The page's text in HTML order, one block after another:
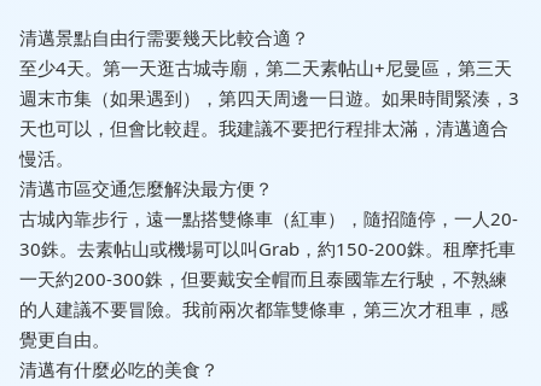
清邁景點自由行需要幾天比較合適？
至少4天。第一天逛古城寺廟，第二天素帖山+尼曼區，第三天
週末市集（如果遇到），第四天周邊一日遊。如果時間緊湊，3
天也可以，但會比較趕。我建議不要把行程排太滿，清邁適合
慢活。
清邁市區交通怎麼解決最方便？
古城內靠步行，遠一點搭雙條車（紅車），隨招隨停，一人20-
30銖。去素帖山或機場可以叫Grab，約150-200銖。租摩托車
一天約200-300銖，但要戴安全帽而且泰國靠左行駛，不熟練
的人建議不要冒險。我前兩次都靠雙條車，第三次才租車，感
覺更自由。
清邁有什麼必吃的美食？